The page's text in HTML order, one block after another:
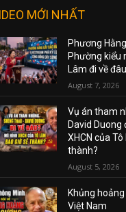
MỚI NHẤT
Phương
Phường kiểu
Lâm đi về
August 7, 2026
Vụ án tham
David Duong
XHCN của
thành?
August 5, 2026
Khủng
Việt Nam